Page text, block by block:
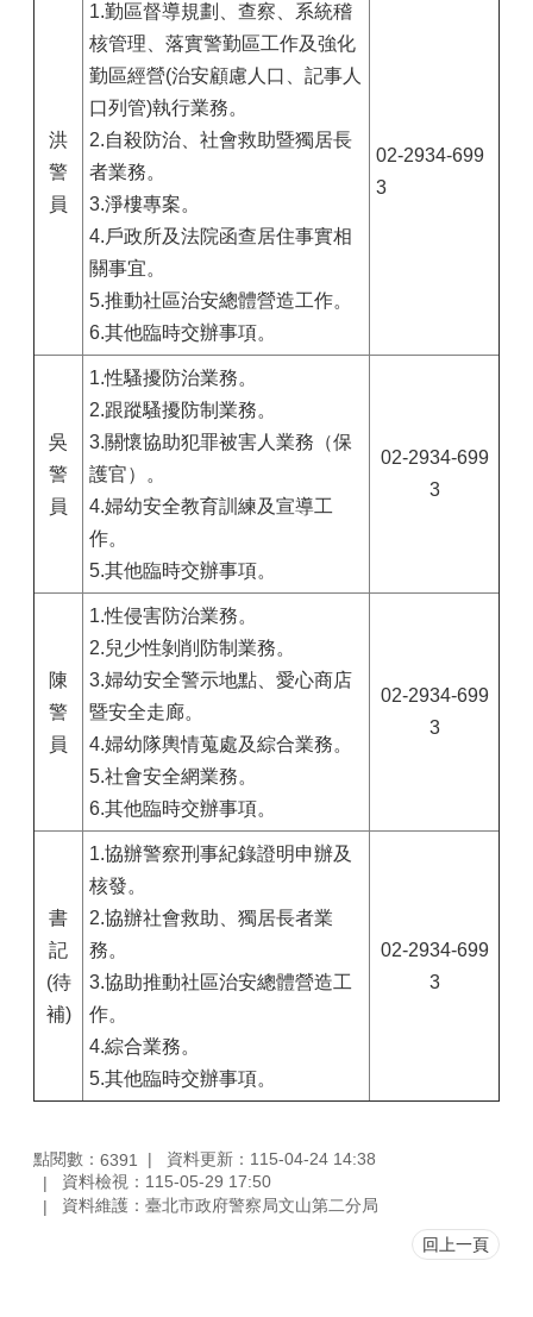
洪
警
員
1.勤區督導規劃、查察、系統稽
核管理、落實警勤區工作及強化
勤區經營(治安顧慮人口、記事人
口列管)執行業務。
2.自殺防治、社會救助暨獨居長
者業務。
3.淨樓專案。
4.戶政所及法院函查居住事實相
關事宜。
5.推動社區治安總體營造工作。
6.其他臨時交辦事項。
02-2934-699
3
吳
警
員
1.性騷擾防治業務。
2.跟蹤騷擾防制業務。
3.關懷協助犯罪被害人業務（保
護官）。
4.婦幼安全教育訓練及宣導工
作。
5.其他臨時交辦事項。
02-2934-699
3
陳
警
員
1.性侵害防治業務。
2.兒少性剝削防制業務。
3.婦幼安全警示地點、愛心商店
暨安全走廊。
4.婦幼隊輿情蒐處及綜合業務。
5.社會安全網業務。
6.其他臨時交辦事項。
02-2934-699
3
書
記
(待
補)
1.協辦警察刑事紀錄證明申辦及
核發。
2.協辦社會救助、獨居長者業
務。
3.協助推動社區治安總體營造工
作。
4.綜合業務。
5.其他臨時交辦事項。
02-2934-699
3
點閱數： 6391
資料更新：115-04-24 14:38
資料檢視：115-05-29 17:50
資料維護：臺北市政府警察局文山第二分局
回上一頁